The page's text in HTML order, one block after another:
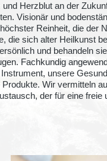
Herzblut an der
Visionär und
Reinheit, die der
die sich alter Heilkunst
und behandeln
Fachkundig
unsere
Wir vermitteln
der für eine